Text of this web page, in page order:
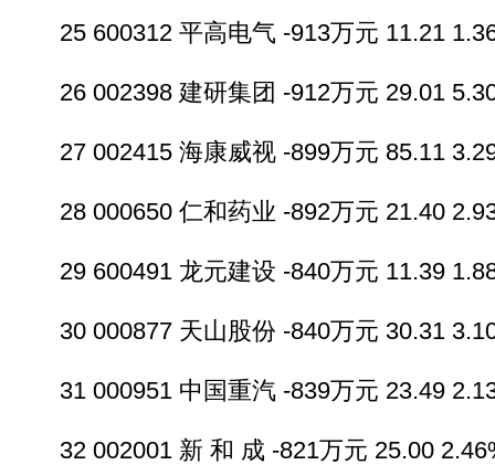
25 600312 平高电气 -913万元 11.21
26 002398 建研集团 -912万元 29.01
27 002415 海康威视 -899万元 85.11
28 000650 仁和药业 -892万元 21.40
29 600491 龙元建设 -840万元 11.39
30 000877 天山股份 -840万元 30.31
31 000951 中国重汽 -839万元 23.49
32 002001 新 和 成 -821万元 25.00